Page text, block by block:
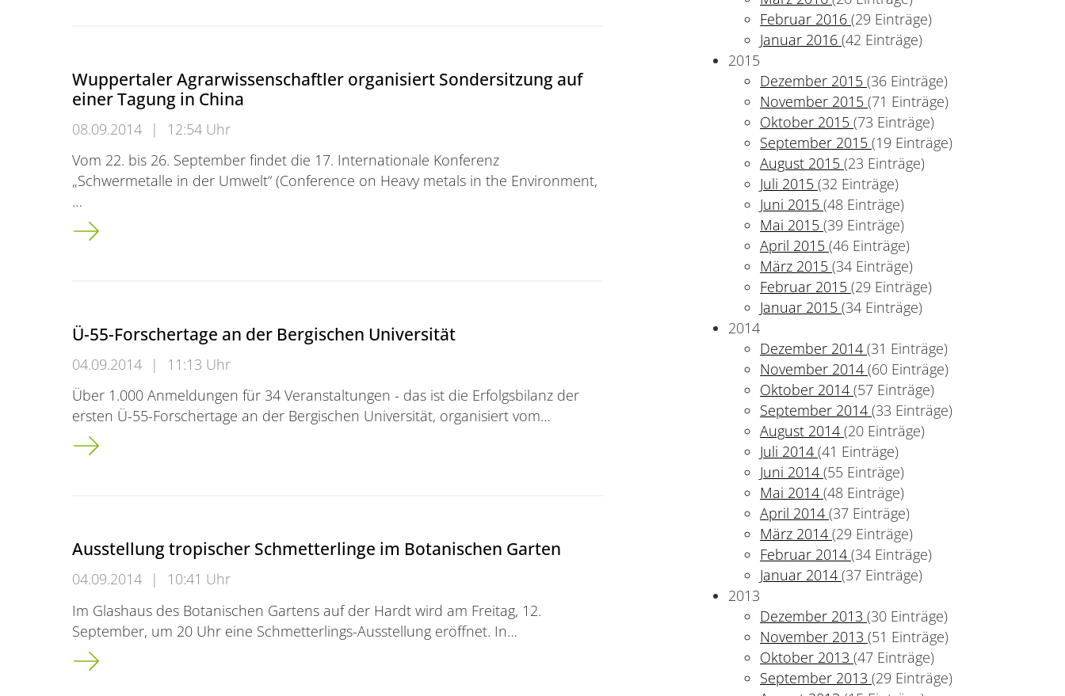
Wuppertaler Agrarwissenschaftler organisiert Sondersitzung auf
einer Tagung in China
08.09.2014 |
12:54 Uhr
Vom 22. bis 26. September findet die 17. Internationale Konferenz
„Schwermetalle in der Umwelt“ (Conference on Heavy metals in the Environment,
…
Wuppertaler Agrarwissenschaftler organisiert Sondersitzung auf einer Tagung in China
Ü-55-Forschertage an der Bergischen Universität
04.09.2014 |
11:13 Uhr
Über 1.000 Anmeldungen für 34 Veranstaltungen - das ist die Erfolgsbilanz der
ersten Ü-55-Forschertage an der Bergischen Universität, organisiert vom…
Ü-55-Forschertage an der Bergischen Universität
Ausstellung tropischer Schmetterlinge im Botanischen Garten
04.09.2014 |
10:41 Uhr
Im Glashaus des Botanischen Gartens auf der Hardt wird am Freitag, 12.
September, um 20 Uhr eine Schmetterlings-Ausstellung eröffnet. In…
Ausstellung tropischer Schmetterlinge im Botanischen Garten
Februar 2016(29 Einträge)
Januar 2016(42 Einträge)
2015
Dezember 2015(36 Einträge)
November 2015(71 Einträge)
Oktober 2015(73 Einträge)
September 2015(19 Einträge)
August 2015(23 Einträge)
Juli 2015(32 Einträge)
Juni 2015(48 Einträge)
Mai 2015(39 Einträge)
April 2015(46 Einträge)
März 2015(34 Einträge)
Februar 2015(29 Einträge)
Januar 2015(34 Einträge)
2014
Dezember 2014(31 Einträge)
November 2014(60 Einträge)
Oktober 2014(57 Einträge)
September 2014(33 Einträge)
August 2014(20 Einträge)
Juli 2014(41 Einträge)
Juni 2014(55 Einträge)
Mai 2014(48 Einträge)
April 2014(37 Einträge)
März 2014(29 Einträge)
Februar 2014(34 Einträge)
Januar 2014(37 Einträge)
2013
Dezember 2013(30 Einträge)
November 2013(51 Einträge)
Oktober 2013(47 Einträge)
September 2013(29 Einträge)